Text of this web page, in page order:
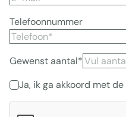
Telefoonnummer
Gewenst aantal*
Ja, ik ga akkoord met de